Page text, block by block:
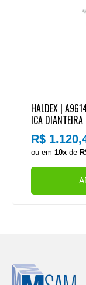
HALDEX |
ICA
HALDEX)
R$
ou em10x de